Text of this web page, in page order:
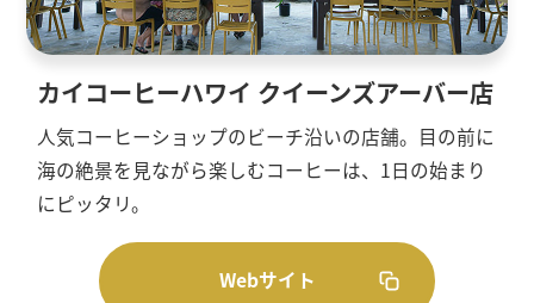
カイコーヒーハワイ クイーンズアーバー店
人気コーヒーショップのビーチ沿いの店舗。目の前に
海の絶景を見ながら楽しむコーヒーは、1日の始まり
にピッタリ。
Webサイト